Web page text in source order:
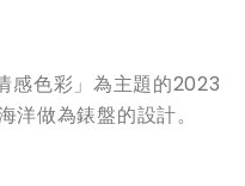
感色彩」為主題的2023
洋做為錶盤的設計。